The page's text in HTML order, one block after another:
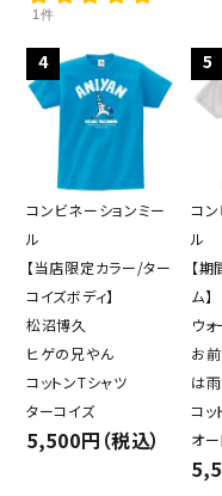
キーワード
カテゴリー
1件
4
コンビネーションミー
ル
【当店限定カラー/ター
コイズボディ】
松沼博久
ヒゲの兄やん
コットンTシャツ
ターコイズ
5,500円（税込）
5
コン
ル
【
ム】
ウ
お
は雨
コッ
オー